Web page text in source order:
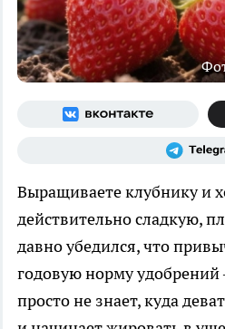
Выращиваете клубнику и
действительно сладкую,
давно убедился, что
годовую норму удобрений
просто не знает, куда